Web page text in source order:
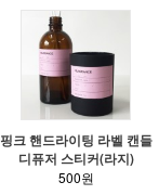
핑크 핸드라이팅 라벨 캔들
디퓨저 스티커(라지)
500원